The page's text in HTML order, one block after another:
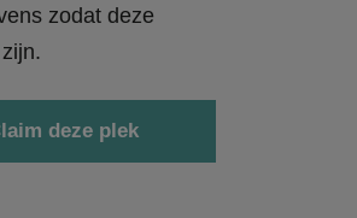
zodat deze
deze plek